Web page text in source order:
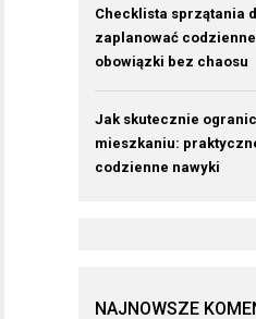
Checklista sprzątania
zaplanować
obowiązki bez chaosu
Jak skutecznie
mieszkaniu:
codzienne nawyki
NAJNOWSZE